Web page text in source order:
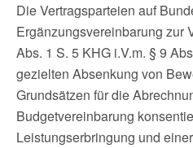
Die Vertragsparteien auf
Ergänzungsvereinbarung zur
Abs. 1 S. 5 KHG i.V.m. § 9
gezielten Absenkung von
Grundsätzen für die
Budgetvereinbarung
Leistungserbringung und